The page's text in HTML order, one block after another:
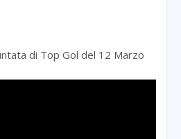
di Top Gol del 12 Marzo